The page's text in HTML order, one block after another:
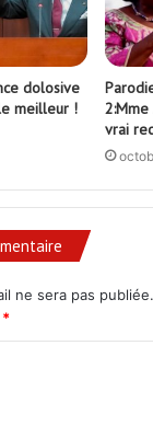
dolosive
meilleur !
2:Mme
vrai
ne sera pas publiée.
*